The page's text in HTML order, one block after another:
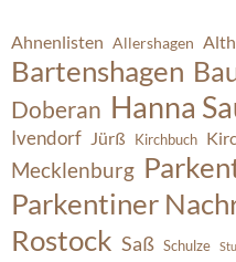
Ahnenlisten Allershagen
Bartenshagen
Doberan Hanna
Ivendorf Jürß Kirchbuch
Mecklenburg
Parkentiner
Rostock Saß Schulze